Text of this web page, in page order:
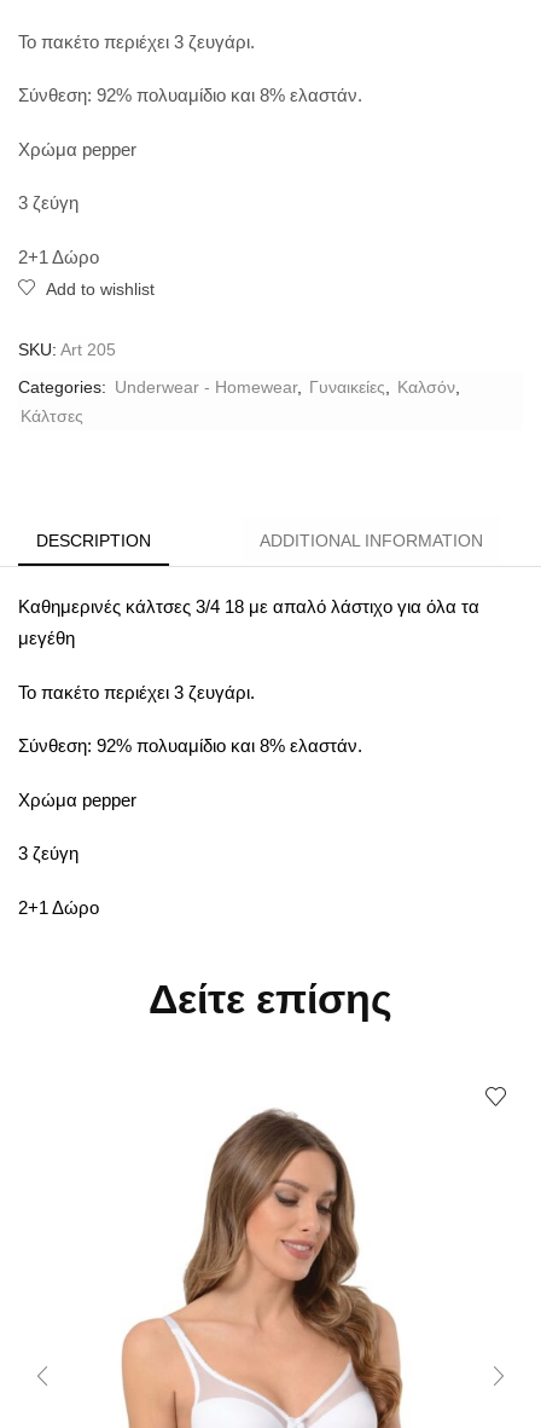
Το πακέτο περιέχει 3 ζευγάρι.
Σύνθεση: 92% πολυαμίδιο και 8% ελαστάν.
Χρώμα pepper
3 ζεύγη
2+1 Δώρο
Add to wishlist
SKU: Art 205
Categories: Underwear - Homewear, Γυναικείες Καλσόν
Κάλτσες
DESCRIPTION ADDITIONAL INFORMATION
Καθημερινές κάλτσες 3/4 18 με απαλό λάστιχο για όλα τα
μεγέθη
Το πακέτο περιέχει 3 ζευγάρι.
Σύνθεση: 92% πολυαμίδιο και 8% ελαστάν.
Χρώμα pepper
3 ζεύγη
2+1 Δώρο
Δείτε επίσης